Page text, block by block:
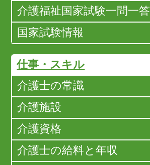
介護福祉国家試験一問一答
国家試験情報
仕事・スキル
介護士の常識
介護施設
介護資格
介護士の給料と年収